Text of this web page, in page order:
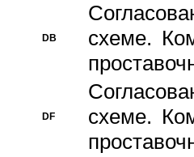
DB
схеме.
DF
схеме.